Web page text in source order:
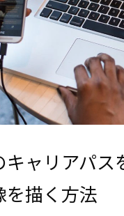
キャリアパ
を描く方法